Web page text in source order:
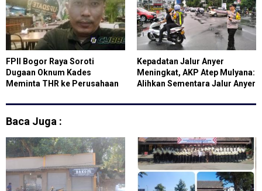
FPII Bogor Raya Soroti
Dugaan Oknum Kades
Meminta THR ke Perusahaan
Kepadatan Jalur Anyer
Meningkat, AKP Atep Mulyana:
Alihkan Sementara Jalur Anyer
Baca Juga :